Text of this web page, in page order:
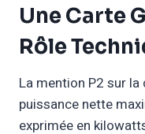
Une Carte
Rôle
La mention P2 sur
puissance nette
exprimée en